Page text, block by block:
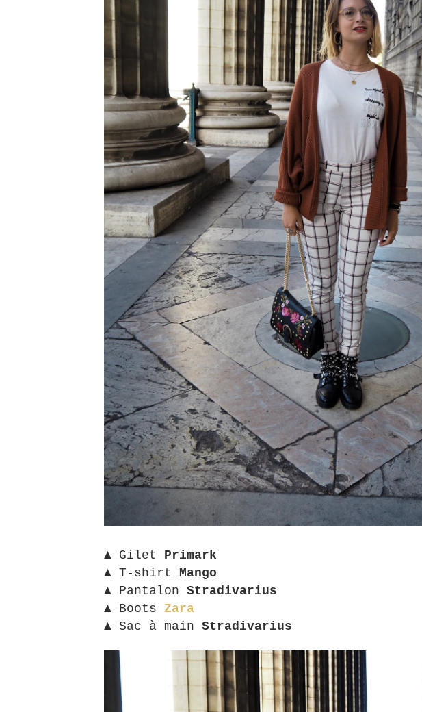
▲ Gilet Primark
▲ T-shirt Mango
▲ Pantalon Stradivarius
▲ Boots Zara
▲ Sac à main Stradivarius